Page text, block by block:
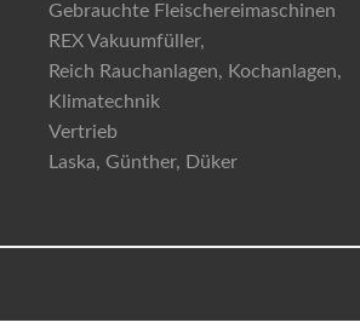
Gebrauchte Fleischereimaschinen
REX Vakuumfüller,
Reich Rauchanlagen, Kochanlagen,
Klimatechnik
Vertrieb
Laska, Günther, Düker